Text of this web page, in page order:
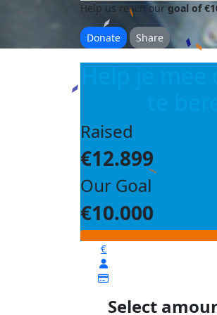
Help us reach our goal of
Donate Share
te
Raised
€12.899
Our Goal
€10.000
€
Select